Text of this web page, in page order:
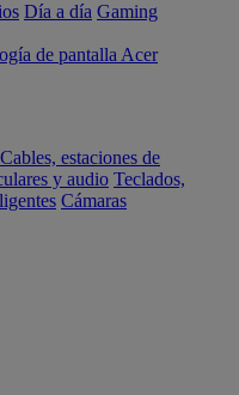
Día a día Gaming
de pantalla Acer
Cables, estaciones de
y audio Teclados,
Cámaras